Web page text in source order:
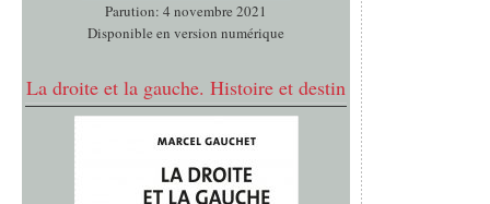
Parution: 4 novembre 2021
Disponible en version numérique
La droite et la gauche. Histoire et destin